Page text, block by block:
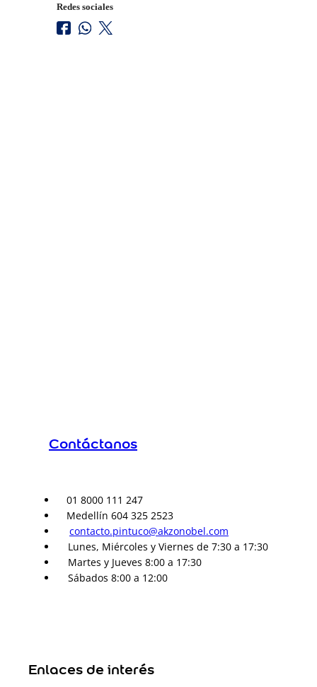
Redes sociales
Contáctanos
01 8000 111 247
Medellín 604 325 2523
contacto.pintuco@akzonobel.com
Lunes, Miércoles y Viernes de 7:30 a 17:30
Martes y Jueves 8:00 a 17:30
Sábados 8:00 a 12:00
Enlaces de interés